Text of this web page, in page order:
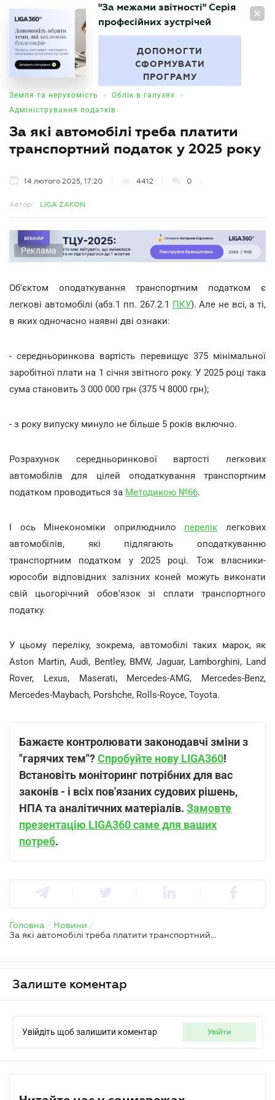
UA
БУХГАЛТЕР
"За межами звітності" Серія
професійних зустрічей
ДОПОМОГТИ
СФОРМУВАТИ
ПРОГРАМУ
Земля та нерухомість • Облік в галузях •
Адміністрування податків
За які автомобілі треба платити
транспортний податок у 2025 року
14 лютого 2025, 17:20 4412 0
Автор: LIGA ZAKON
Реклама
Об'єктом оподаткування транспортним податком є
легкові автомобілі (абз.1 пп. 267.2.1 ПКУ). Але не всі, а ті,
в яких одночасно наявні дві ознаки:
- середньоринкова вартість перевищує 375 мінімальної
заробітної плати на 1 січня звітного року. У 2025 році така
сума становить 3 000 000 грн (375 Ч 8000 грн);
- з року випуску минуло не більше 5 років включно.
Розрахунок середньоринкової вартості легкових
автомобілів для цілей оподаткування транспортним
податком проводиться за Методикою №66.
І ось Мінекономіки оприлюднило перелік легкових
автомобілів, які підлягають оподаткуванню
транспортним податком у 2025 році. Тож власники-
юрособи відповідних залізних коней можуть виконати
свій цьогорічний обов'язок зі сплати транспортного
податку.
У цьому переліку, зокрема, автомобілі таких марок, як
Aston Martin, Audi, Bentley, BMW, Jaguar, Lamborghini, Land
Rover, Lexus, Maserati, Mercedes-AMG, Mercedes-Benz,
Mercedes-Maybach, Porshche, Rolls-Royce, Toyota.
Бажаєте контролювати законодавчі зміни з
"гарячих тем"?Спробуйте нову LIGA360!
Встановіть моніторинг потрібних для вас
законів - і всіх пов'язаних судових рішень,
НПА та аналітичних матеріалів. Замовте
презентацію LIGA360 саме для ваших
потреб.
Головна / Новини /
За які автомобілі треба платити транспортний податок у 2025 року
Залиште коментар
Увійдіть щоб залишити коментар увійти